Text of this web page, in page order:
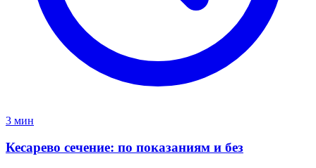
3 мин
Кесарево сечение: по показаниям и без